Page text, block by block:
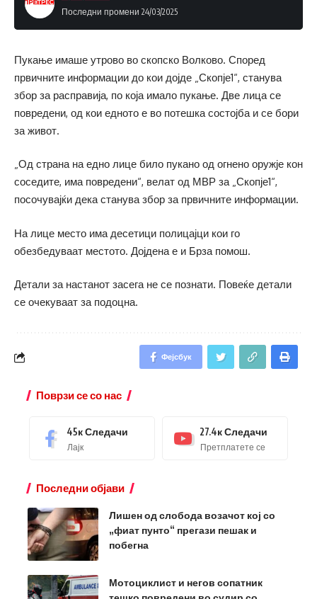
Последни промени 24/03/2025
Пукање имаше утрово во скопско Волково. Според
првичните информации до кои дојде „Скопје1“, станува
збор за расправија, по која имало пукање. Две лица се
повредени, од кои едното е во потешка состојба и се бори
за живот.
„Од страна на едно лице било пукано од огнено оружје кон
соседите, има повредени“, велат од МВР за „Скопје1“,
посочувајќи дека станува збор за првичните информации.
На лице место има десетици полицајци кои го
обезбедуваат местото. Дојдена е и Брза помош.
Детали за настанот засега не се познати. Повеќе детали
се очекуваат за подоцна.
Фејсбук
Поврзи се со нас
45кСледачи
Лајк
27.4кСледачи
Претплатете се
Последни објави
Лишен од слобода возачот кој со
„фиат пунто“ прегази пешак и
побегна
Мотоциклист и негов сопатник